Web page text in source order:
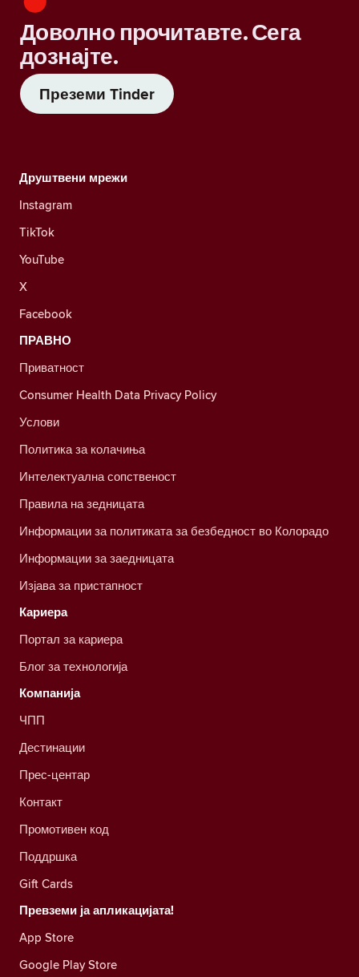
Доволно прочитавте. Сега
дознајте.
Преземи Tinder
Друштвени мрежи
Instagram
TikTok
YouTube
X
Facebook
ПРАВНО
Приватност
Consumer Health Data Privacy Policy
Услови
Политика за колачиња
Интелектуална сопственост
Правила на зедницата
Информации за политиката за безбедност во Колорадо
Информации за заедницата
Изјава за пристапност
Кариера
Портал за кариера
Блог за технологија
Компанија
ЧПП
Дестинации
Прес-центар
Контакт
Промотивен код
Поддршка
Gift Cards
Превземи ја апликацијата!
App Store
Google Play Store